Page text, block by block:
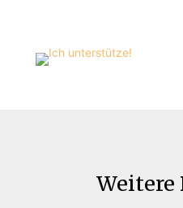
Weitere